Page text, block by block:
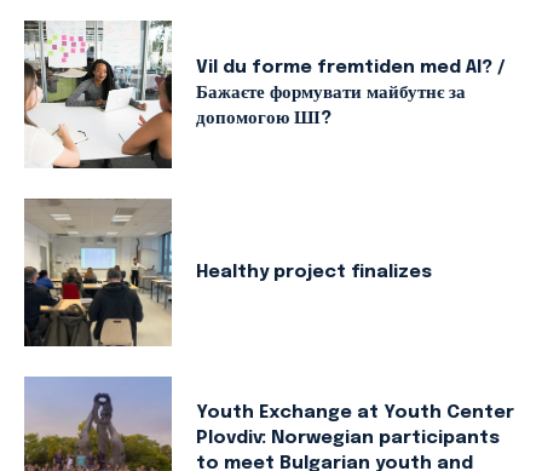
Vil du forme fremtiden med AI? /
Бажаєте формувати майбутнє за
допомогою ШІ?
Healthy project finalizes
Youth Exchange at Youth Center
Plovdiv: Norwegian participants
to meet Bulgarian youth and